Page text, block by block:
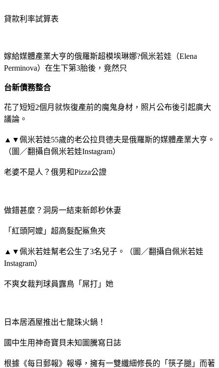
貸款利率試算表
嫁給媒體產業大亨的俄羅斯超模埃琳娜?佩米若娃（Elena
Perminova）在生下第3胎後，竟然只
台新債務整合
花了短短2個月就恢復產前的魔鬼身材，照片公布後引起廣大
議論。
▲▼佩米若娃55歲的老公拉貝德夫是俄羅斯的媒體產業大亨。
（圖／翻攝自佩米若娃Instagram）
老婆不是人？俄男和Pizza公證
做錯甚麼？洞房一結束新郎秒休妻
「紅頭阿嬤」超高髮配鯊魚夾
▲▼佩米若娃幫老公生了3名兒子。（圖／翻攝自佩米若娃
Instagram）
不爽女裁判球員露鳥「屌打」她
日本居酒屋推出七龍珠火鍋！
國中生用神奇寶貝未知圖騰寫日誌
根據《每日郵報》報導，擁有一雙纖細修長的「筷子腿」而著